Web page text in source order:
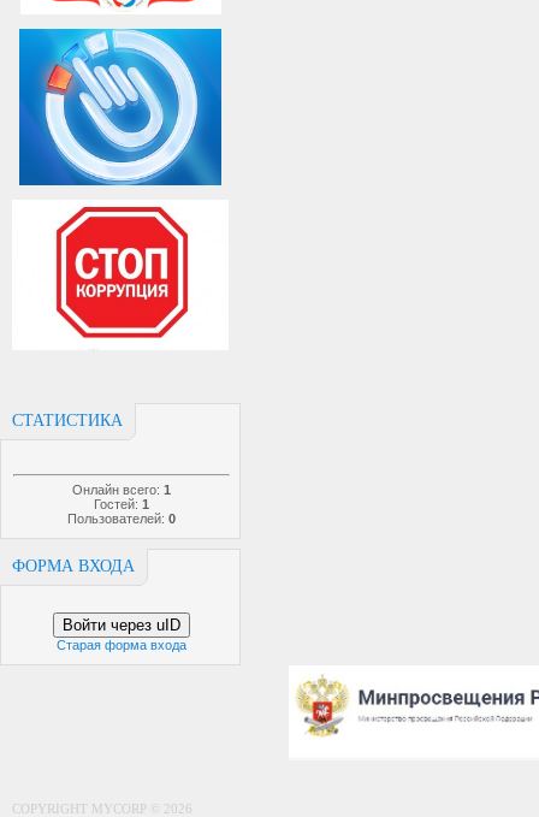
СТАТИСТИКА
Онлайн всего: 1
Гостей: 1
Пользователей: 0
ФОРМА ВХОДА
Войти через uID
Старая форма входа
COPYRIGHT MYCORP © 2026